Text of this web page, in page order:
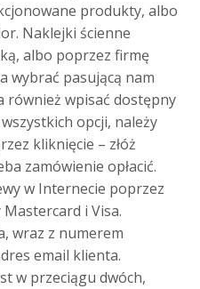
produkty, albo
Naklejki ścienne
albo poprzez firmę
wybrać pasującą nam
również wpisać dostępny
opcji, należy
kliknięcie – złóż
zamówienie opłacić.
w Internecie poprzez
i Visa.
wraz z numerem
email klienta.
w przeciągu dwóch,